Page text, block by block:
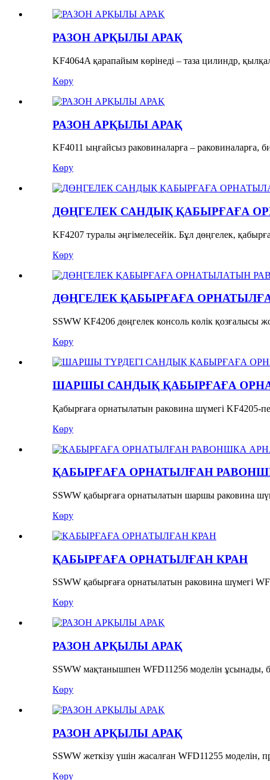
РАЗОН АРҚЫЛЫ АРАҚ
KF4064A қарапайым көрінеді – таза цилиндр,
Көру
РАЗОН АРҚЫЛЫ АРАҚ
KF4011 ыңғайсыз раковиналарға – раковиналарға,
Көру
ДӨҢГЕЛЕК САНДЫҚ ҚАБЫРҒАҒА
KF4207 туралы әңгімелесейік. Бұл дөңгелек,
Көру
ДӨҢГЕЛЕК ҚАБЫРҒАҒА
SSWW KF4206 дөңгелек консоль көлік қозғалысы
Көру
ШАРШЫ САНДЫҚ ҚАБЫРҒАҒА
Қабырғаға орнатылатын раковина шүмегі
Көру
ҚАБЫРҒАҒА ОРНАТЫЛҒАН
SSWW қабырғаға орнатылатын шаршы раковина
Көру
ҚАБЫРҒАҒА ОРНАТЫЛҒАН КРАН
SSWW қабырғаға орнатылатын раковина шүмегі
Көру
РАЗОН АРҚЫЛЫ АРАҚ
SSWW мақтанышпен WFD11256 моделін ұсынады,
Көру
РАЗОН АРҚЫЛЫ АРАҚ
SSWW жеткізу үшін жасалған WFD11255
Көру